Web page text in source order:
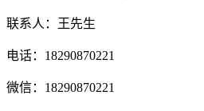
联系人：王先生
电话：18290870221
微信：18290870221